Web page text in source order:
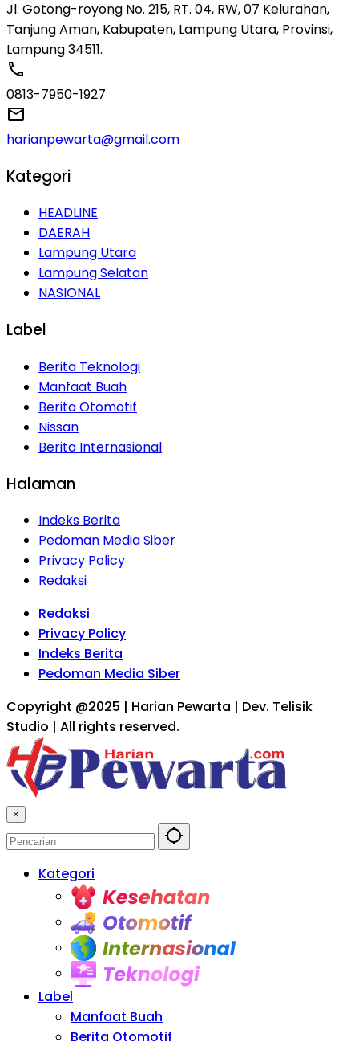
Jl. Gotong-royong No. 215, RT. 04, RW, 07 Kelurahan,
Tanjung Aman, Kabupaten, Lampung Utara, Provinsi,
Lampung 34511.
0813-7950-1927
harianpewarta@gmail.com
Kategori
HEADLINE
DAERAH
Lampung Utara
Lampung Selatan
NASIONAL
Label
Berita Teknologi
Manfaat Buah
Berita Otomotif
Nissan
Berita Internasional
Halaman
Indeks Berita
Pedoman Media Siber
Privacy Policy
Redaksi
Redaksi
Privacy Policy
Indeks Berita
Pedoman Media Siber
Copyright @2025 | Harian Pewarta | Dev. Telisik
Studio | All rights reserved.
×
Kategori
Label
Manfaat Buah
Berita Otomotif